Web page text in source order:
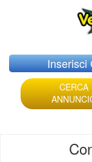
Skip
to
content
Inserisci
CERCA